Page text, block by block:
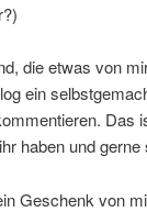
die etwas von
ein
Das
haben und gerne
Geschenk von